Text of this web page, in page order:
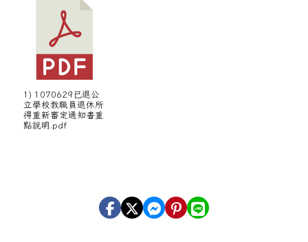
1) 1070629已退公
立學校教職員退休所
得重新審定通知書重
點說明.pdf